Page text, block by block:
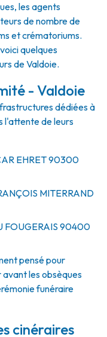
les agents
de nombre de
et crématoriums.
quelques
de Valdoie.
- Valdoie
dédiées à
l'attente de leurs
EHRET90300
MITERRAND
FOUGERAIS90400
pensé pour
les obsèques
funéraire
cinéraires